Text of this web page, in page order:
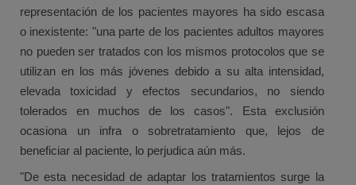
representación de los pacientes mayores ha sido escasa
o inexistente: "una parte de los pacientes adultos mayores
no pueden ser tratados con los mismos protocolos que se
utilizan en los más jóvenes debido a su alta intensidad,
elevada toxicidad y efectos secundarios, no siendo
tolerados en muchos de los casos". Esta exclusión
ocasiona un infra o sobretratamiento que, lejos de
beneficiar al paciente, lo perjudica aún más.
"De esta necesidad de adaptar los tratamientos surge la